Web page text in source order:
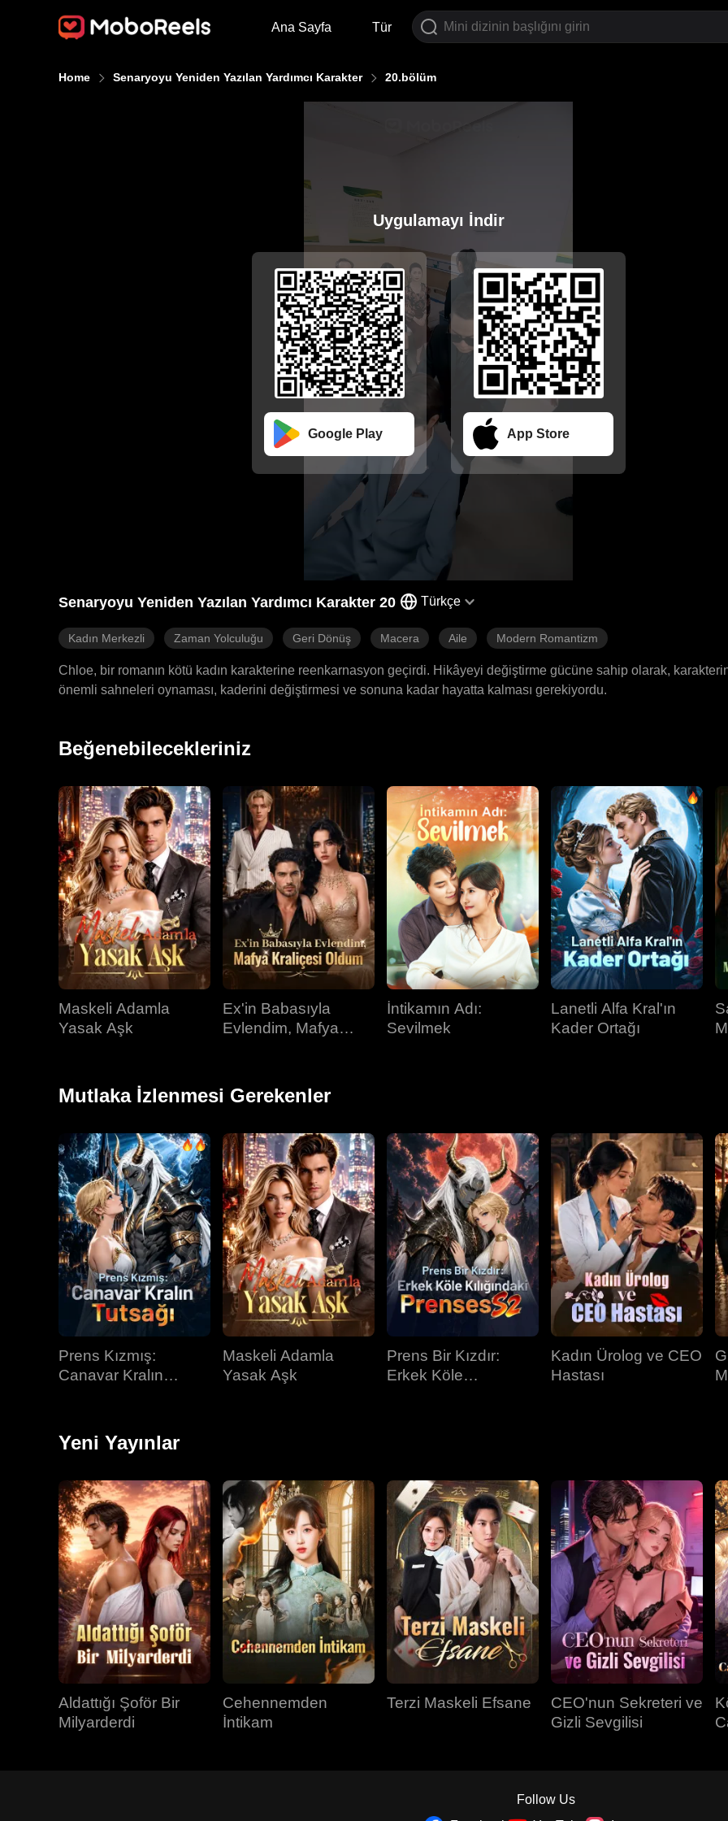
Ana Sayfa Tür
Home Senaryoyu Yeniden Yazılan Yardımcı Karakter 20.bölüm
Uygulamayı İndir
Google Play App Store
Senaryoyu Yeniden Yazılan Yardımcı Karakter 20 Türkçe
Kadın Merkezli Zaman Yolculuğu Geri Dönüş Macera Aile Modern Romantizm
Chloe, bir romanın kötü kadın karakterine reenkarnasyon geçirdi. Hikâyeyi değiştirme gücüne sahip olarak,
önemli sahneleri oynaması, kaderini değiştirmesi ve sonuna kadar hayatta kalması gerekiyordu.
Beğenebilecekleriniz
Maskeli Adamla
Yasak Aşk
Ex'in Babasıyla
Evlendim, Mafya
İntikamın Adı:
Sevilmek
Lanetli Alfa Kral'ın
Kader Ortağı
Mutlaka İzlenmesi Gerekenler
Prens Kızmış:
Canavar Kralın
Maskeli Adamla
Yasak Aşk
Prens Bir Kızdır:
Erkek Köle
Kadın Ürolog ve CEO
Hastası
Yeni Yayınlar
Aldattığı Şoför Bir
Milyarderdi
Cehennemden
İntikam
Terzi Maskeli Efsane
CEO'nun Sekreteri ve
Gizli Sevgilisi
Follow Us